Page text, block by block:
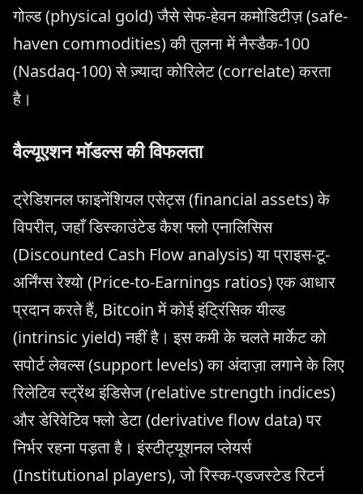
गोल्ड (physical gold) जैसे सेफ-हेवन कमोडिटीज़ (safe-
haven commodities) की तुलना में नैस्डैक-100
(Nasdaq-100) से ज़्यादा कोरिलेट (correlate) करता
है।
वैल्यूएशन मॉडल्स की विफलता
ट्रेडिशनल फाइनेंशियल एसेट्स (financial assets) के
विपरीत, जहाँ डिस्काउंटेड कैश फ्लो एनालिसिस
(Discounted Cash Flow analysis) या प्राइस-टू-
अर्निंग्स रेश्यो (Price-to-Earnings ratios) एक आधार
प्रदान करते हैं, Bitcoin में कोई इंट्रिंसिक यील्ड
(intrinsic yield) नहीं है। इस कमी के चलते मार्केट को
सपोर्ट लेवल्स (support levels) का अंदाज़ा लगाने के लिए
रिलेटिव स्ट्रेंथ इंडिसेज (relative strength indices)
और डेरिवेटिव फ्लो डेटा (derivative flow data) पर
निर्भर रहना पड़ता है। इंस्टीट्यूशनल प्लेयर्स
(Institutional players), जो रिस्क-एडजस्टेड रिटर्न